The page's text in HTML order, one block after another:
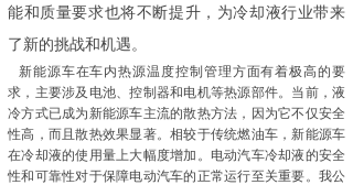
能和质量要求也将不断提升，为冷却液行业带来
了新的挑战和机遇。
新能源车在车内热源温度控制管理方面有着极高的要
求，主要涉及电池、控制器和电机等热源部件。当前，液
冷方式已成为新能源车主流的散热方法，因为它不仅安全
性高，而且散热效果显著。相较于传统燃油车，新能源车
在冷却液的使用量上大幅度增加。电动汽车冷却液的安全
性和可靠性对于保障电动汽车的正常运行至关重要。我公